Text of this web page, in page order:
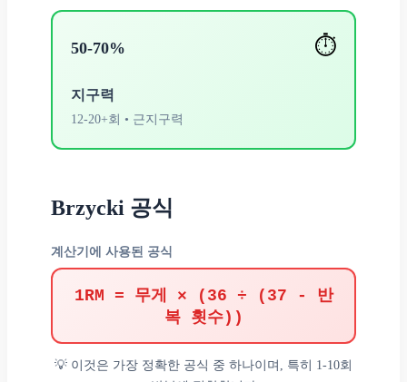
50-70% ⏱️
지구력
12-20+회 • 근지구력
Brzycki 공식
계산기에 사용된 공식
1RM = 무게 × (36 ÷ (37 - 반
복 횟수))
💡 이것은 가장 정확한 공식 중 하나이며, 특히 1-10회